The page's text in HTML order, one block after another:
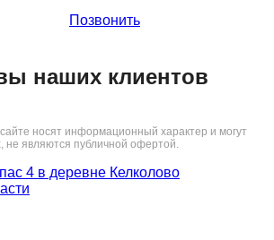
Позвонить
наших клиентов
носят информационный характер и могут
не являются публичной офертой.
4 в деревне Келколово